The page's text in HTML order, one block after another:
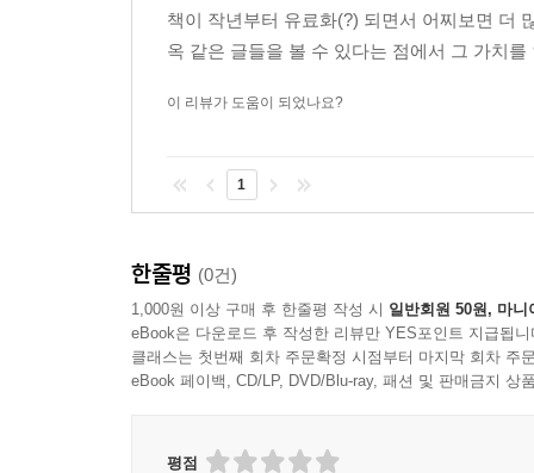
책이 작년부터 유료화(?) 되면서 어찌보면 더
옥 같은 글들을 볼 수 있다는 점에서 그 가치
이 리뷰가 도움이 되었나요?
1
한줄평 (0건)
1,000원 이상 구매 후 한줄평 작성 시 일반회원 50원, 마니
eBook은 다운로드 후 작성한 리뷰만 YES포인트 지급됩니
클래스는 첫번째 회차 주문확정 시점부터 마지막 회차 주
eBook 페이백, CD/LP, DVD/Blu-ray, 패션 및 판매금지 상
평점